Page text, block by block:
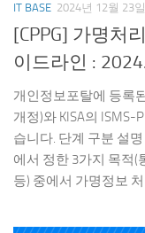
IT BASE 2024년 12월 23일
[CPPG] 가명처
이드라인 :
개인정보포탈에 등록
개정)와 KISA의 ISMS-
습니다. 단계 구분 설
에서 정한 3가지 목적(
등) 중에서 가명정보